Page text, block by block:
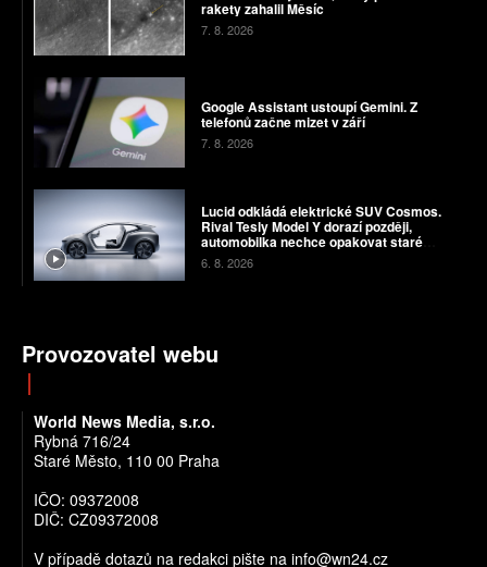
rakety zahalil Měsíc
7. 8. 2026
Google Assistant ustoupí Gemini. Z
telefonů začne mizet v září
7. 8. 2026
Lucid odkládá elektrické SUV Cosmos.
Rival Tesly Model Y dorazí později,
automobilka nechce opakovat staré
chyby
6. 8. 2026
Provozovatel webu
World News Media, s.r.o.
Rybná 716/24
Staré Město, 110 00 Praha
IČO: 09372008
DIČ: CZ09372008
V případě dotazů na redakci pište na info@wn24.cz